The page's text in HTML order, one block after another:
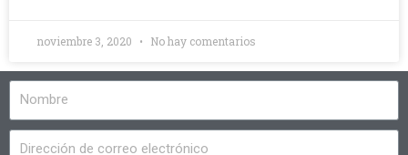
noviembre 3, 2020 No hay comentarios